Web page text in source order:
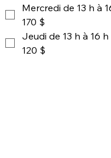
Mercredi de 13 h à
170 $
Jeudi de 13 h à 16 h
120 $